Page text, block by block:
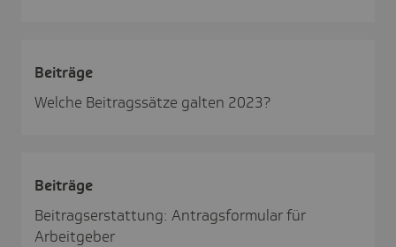
Beiträge
Welche Beitragssätze galten 2023?
Beiträge
Beitragserstattung: Antragsformular für
Arbeitgeber